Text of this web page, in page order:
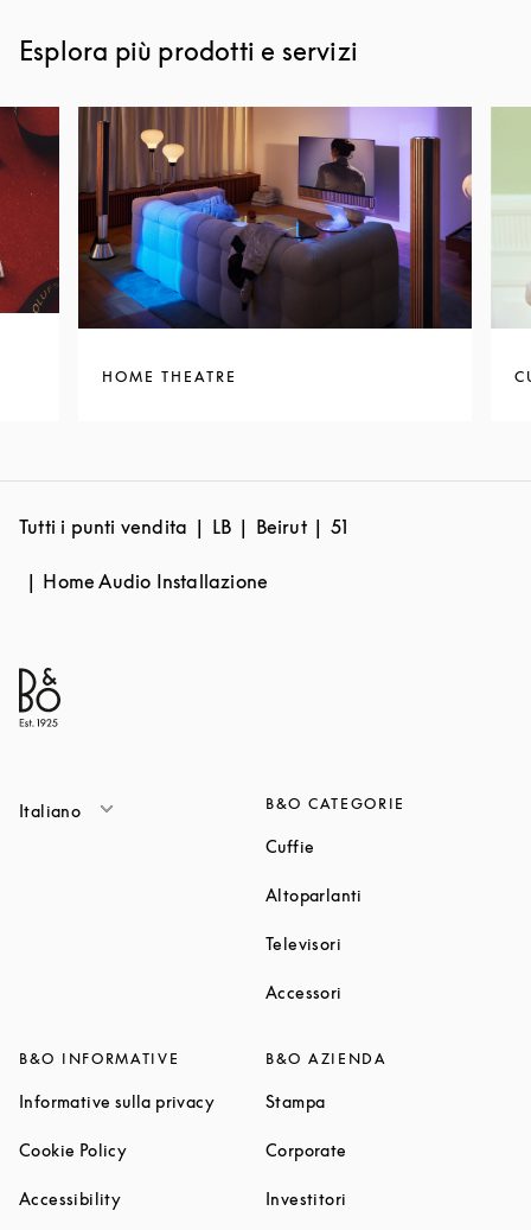
Esplora più prodotti e servizi
HOME THEATRE
Tutti i punti vendita LB Beirut 51
Home Audio Installazione
Italiano B&O CATEGORIE
Cuffie
Altoparlanti
Televisori
Accessori
B&O INFORMATIVE
Informative sulla privacyLink Opens in New Tab
Cookie PolicyLink Opens in New Tab
AccessibilityLink Opens in New Tab
B&O AZIENDA
StampaLink Opens in New Tab
Corporate
Investitori